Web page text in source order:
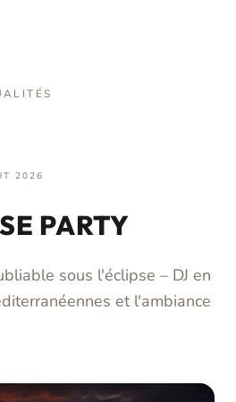
2026
PARTY
sous l'éclipse – DJ en
et l'ambiance